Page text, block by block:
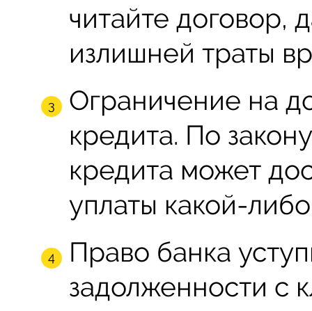
читайте договор,
излишней траты
Ограничение на
кредита. По
кредита может
уплаты какой-
Право банка
задолженности с